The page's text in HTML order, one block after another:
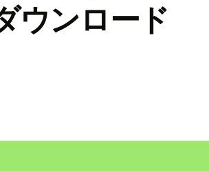
ウンロード